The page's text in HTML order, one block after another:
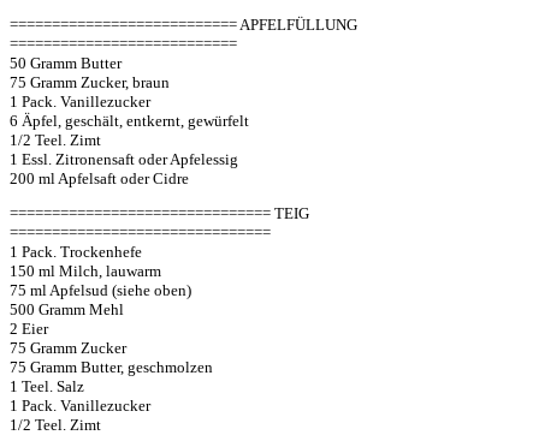
=========================== APFELFÜLLUNG
===========================
50 Gramm Butter
75 Gramm Zucker, braun
1 Pack. Vanillezucker
6 Äpfel, geschält, entkernt, gewürfelt
1/2 Teel. Zimt
1 Essl. Zitronensaft oder Apfelessig
200 ml Apfelsaft oder Cidre
=============================== TEIG
===============================
1 Pack. Trockenhefe
150 ml Milch, lauwarm
75 ml Apfelsud (siehe oben)
500 Gramm Mehl
2 Eier
75 Gramm Zucker
75 Gramm Butter, geschmolzen
1 Teel. Salz
1 Pack. Vanillezucker
1/2 Teel. Zimt